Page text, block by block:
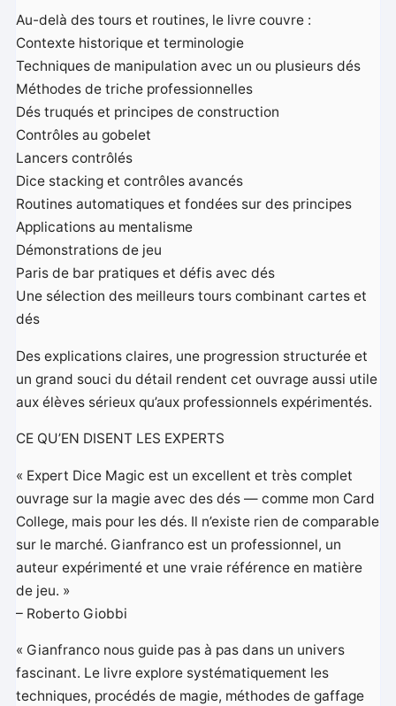
Au-delà des tours et routines, le livre couvre :
Contexte historique et terminologie
Techniques de manipulation avec un ou plusieurs dés
Méthodes de triche professionnelles
Dés truqués et principes de construction
Contrôles au gobelet
Lancers contrôlés
Dice stacking et contrôles avancés
Routines automatiques et fondées sur des principes
Applications au mentalisme
Démonstrations de jeu
Paris de bar pratiques et défis avec dés
Une sélection des meilleurs tours combinant cartes et
dés
Des explications claires, une progression structurée et
un grand souci du détail rendent cet ouvrage aussi utile
aux élèves sérieux qu’aux professionnels expérimentés.
CE QU’EN DISENT LES EXPERTS
« Expert Dice Magic est un excellent et très complet
ouvrage sur la magie avec des dés — comme mon Card
College, mais pour les dés. Il n’existe rien de comparable
sur le marché. Gianfranco est un professionnel, un
auteur expérimenté et une vraie référence en matière
de jeu. »
– Roberto Giobbi
« Gianfranco nous guide pas à pas dans un univers
fascinant. Le livre explore systématiquement les
techniques, procédés de magie, méthodes de gaffage